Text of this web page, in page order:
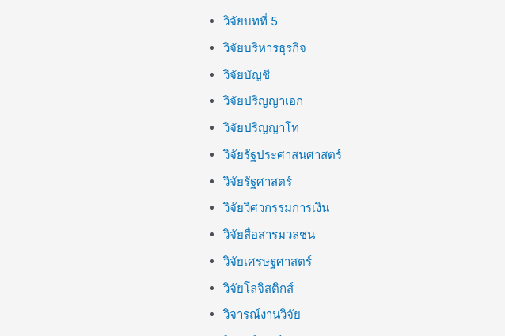
วิจัยบทที่ 5
วิจัยบริหารธุรกิจ
วิจัยบัญชี
วิจัยปริญญาเอก
วิจัยปริญญาโท
วิจัยรัฐประศาสนศาสตร์
วิจัยรัฐศาสตร์
วิจัยวิศวกรรมการเงิน
วิจัยสื่อสารมวลชน
วิจัยเศรษฐศาสตร์
วิจัยโลจิสติกส์
วิจารณ์งานวิจัย